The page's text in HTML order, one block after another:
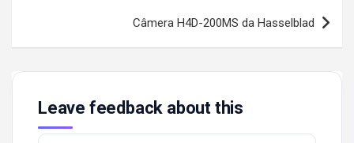
Câmera H4D-200MS da Hasselblad
Leave feedback about this